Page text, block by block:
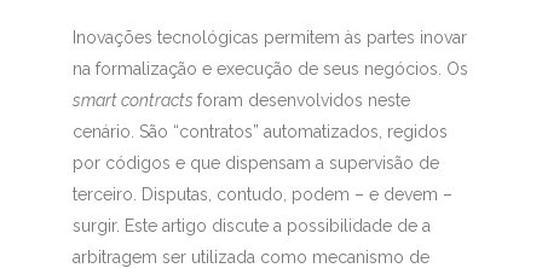
Inovações tecnológicas permitem às partes inovar
na formalização e execução de seus negócios. Os
smart contracts foram desenvolvidos neste
cenário. São “contratos” automatizados, regidos
por códigos e que dispensam a supervisão de
terceiro. Disputas, contudo, podem – e devem –
surgir. Este artigo discute a possibilidade de a
arbitragem ser utilizada como mecanismo de